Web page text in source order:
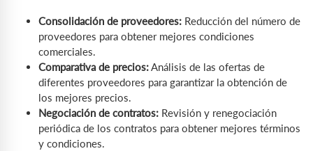
Consolidación de proveedores: Reducción del número de
proveedores para obtener mejores condiciones
comerciales.
Comparativa de precios:Análisis de las ofertas de
diferentes proveedores para garantizar la obtención de
los mejores precios.
Negociación de contratos: Revisión y renegociación
periódica de los contratos para obtener mejores términos
y condiciones.